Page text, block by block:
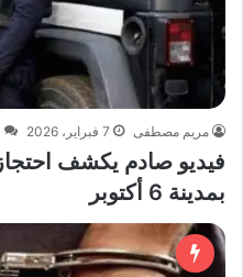
مريم مصطفى 7 فبراير، 2026
فيديو صادم يكشف
بمدينة 6 أكتوبر